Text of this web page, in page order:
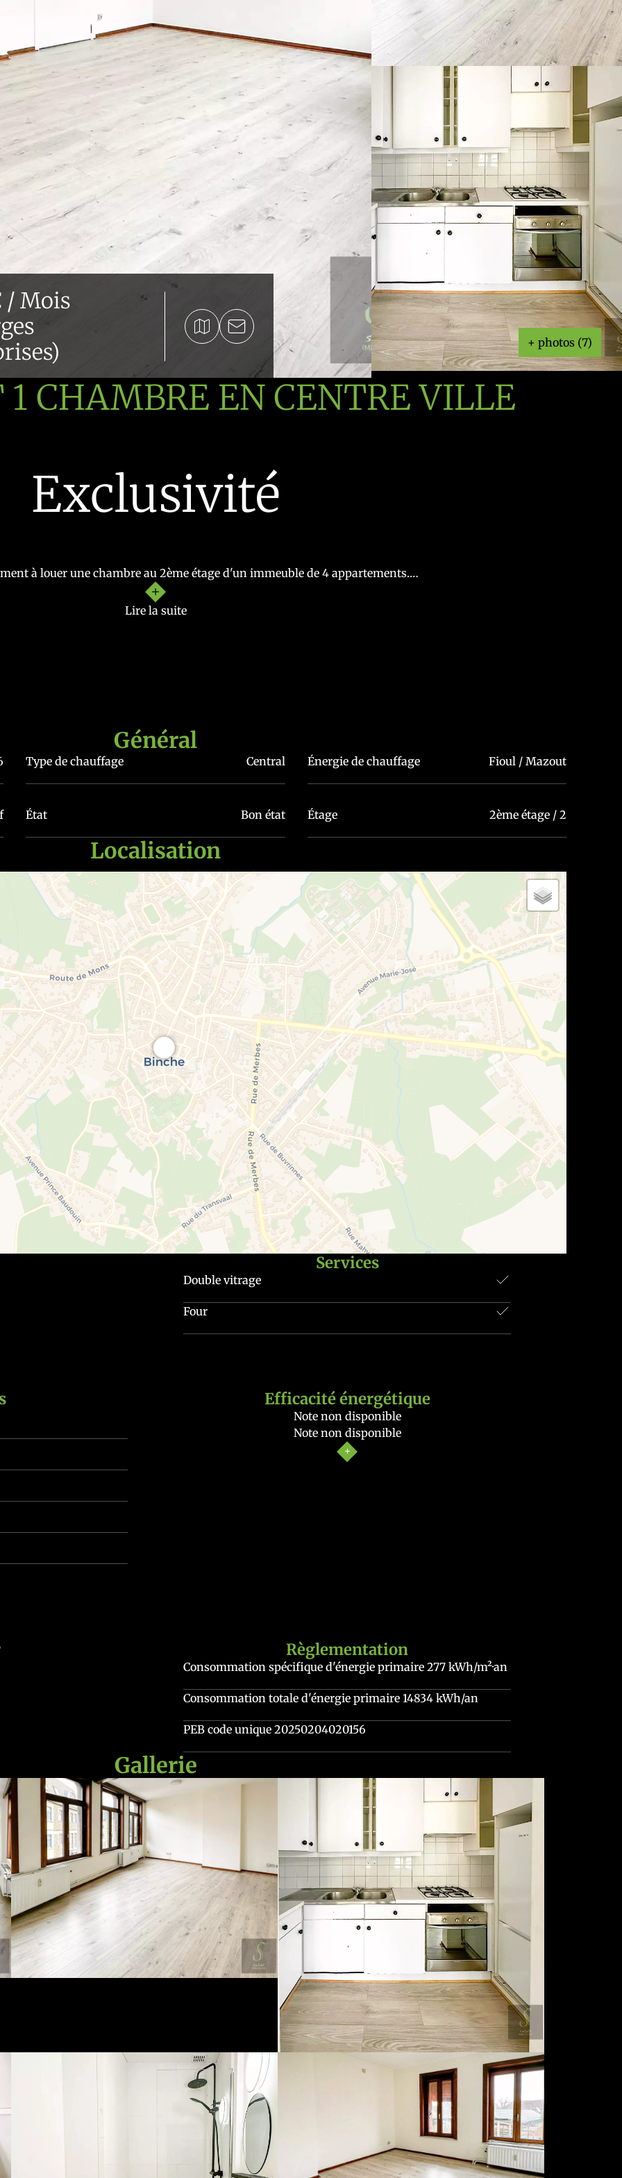
/ Mois
+ photos (7)
CHAMBRE EN CENTRE VILLE
Exclusivité
à louer une chambre au 2ème étage d'un immeuble de 4 appartements.
avec cuisine ouverte équipée, une salle de douches, une chambre.
Lire la suite
Général
Type de chauffage Central Énergie de chauffage Fioul / Mazout
État Bon état Étage 2ème étage / 2
Localisation
Services
Double vitrage
Four
Efficacité énergétique
Note non disponible
Note non disponible
Règlementation
Consommation spécifique d'énergie primaire 277 kWh/m²·an
Consommation totale d'énergie primaire 14834 kWh/an
PEB code unique 20250204020156
Gallerie